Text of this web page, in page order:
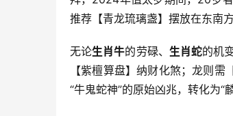
推荐【青龙琉璃盏】摆放在东南
无论生肖牛的劳碌、 生肖蛇的机
【紫檀算盘】纳财化煞；龙则
“牛鬼蛇神”的原始凶兆，转化为“